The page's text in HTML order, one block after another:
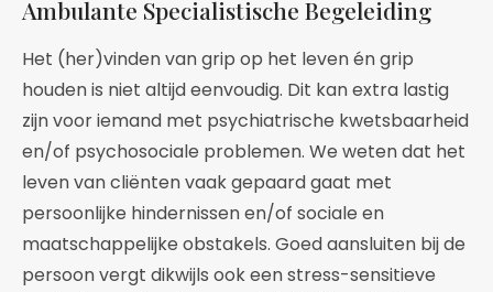
Ambulante Specialistische Begeleiding
Het (her)vinden van grip op het leven én grip
houden is niet altijd eenvoudig. Dit kan extra lastig
zijn voor iemand met psychiatrische kwetsbaarheid
en/of psychosociale problemen. We weten dat het
leven van cliënten vaak gepaard gaat met
persoonlijke hindernissen en/of sociale en
maatschappelijke obstakels. Goed aansluiten bij de
persoon vergt dikwijls ook een stress-sensitieve